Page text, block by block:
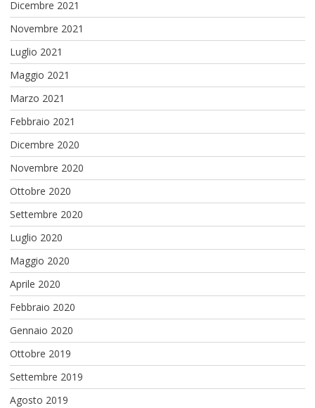
Dicembre 2021
Novembre 2021
Luglio 2021
Maggio 2021
Marzo 2021
Febbraio 2021
Dicembre 2020
Novembre 2020
Ottobre 2020
Settembre 2020
Luglio 2020
Maggio 2020
Aprile 2020
Febbraio 2020
Gennaio 2020
Ottobre 2019
Settembre 2019
Agosto 2019